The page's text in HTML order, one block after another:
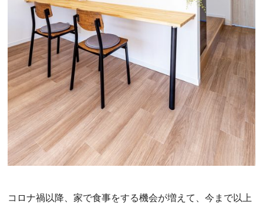
コロナ禍以降、家で食事をする機会が増えて、今まで以上